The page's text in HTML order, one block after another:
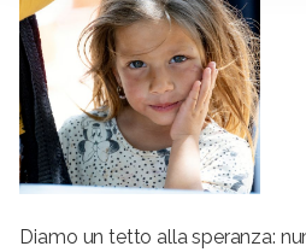
Diamo un tetto alla speranza: